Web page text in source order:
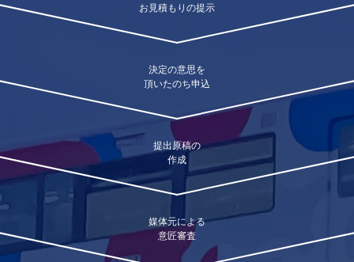
お見積もりの提示
決定の意思を
頂いたのち申込
提出原稿の
作成
媒体元による
意匠審査